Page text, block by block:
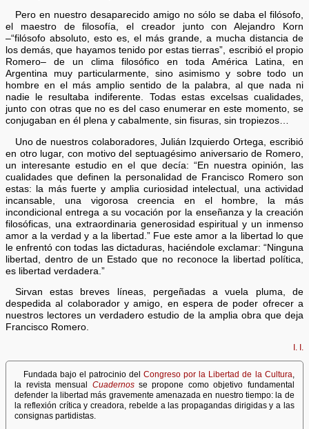
Pero en nuestro desaparecido amigo no sólo se daba el filósofo,
el maestro de filosofía, el creador junto con Alejandro Korn
–“filósofo absoluto, esto es, el más grande, a mucha distancia de
los demás, que hayamos tenido por estas tierras”, escribió el propio
Romero– de un clima filosófico en toda América Latina, en
Argentina muy particularmente, sino asimismo y sobre todo un
hombre en el más amplio sentido de la palabra, al que nada ni
nadie le resultaba indiferente. Todas estas excelsas cualidades,
junto con otras que no es del caso enumerar en este momento, se
conjugaban en él plena y cabalmente, sin fisuras, sin tropiezos…
Uno de nuestros colaboradores, Julián Izquierdo Ortega, escribió
en otro lugar, con motivo del septuagésimo aniversario de Romero,
un interesante estudio en el que decía: “En nuestra opinión, las
cualidades que definen la personalidad de Francisco Romero son
estas: la más fuerte y amplia curiosidad intelectual, una actividad
incansable, una vigorosa creencia en el hombre, la más
incondicional entrega a su vocación por la enseñanza y la creación
filosóficas, una extraordinaria generosidad espiritual y un inmenso
amor a la verdad y a la libertad.” Fue este amor a la libertad lo que
le enfrentó con todas las dictaduras, haciéndole exclamar: “Ninguna
libertad, dentro de un Estado que no reconoce la libertad política,
es libertad verdadera.”
Sirvan estas breves líneas, pergeñadas a vuela pluma, de
despedida al colaborador y amigo, en espera de poder ofrecer a
nuestros lectores un verdadero estudio de la amplia obra que deja
Francisco Romero.
I. I.
Fundada bajo el patrocinio delCongreso por la Libertad de la Cultura,
la revista mensual Cuadernosse propone como objetivo fundamental
defender la libertad más gravemente amenazada en nuestro tiempo: la de
la reflexión crítica y creadora, rebelde a las propagandas dirigidas y a las
consignas partidistas.